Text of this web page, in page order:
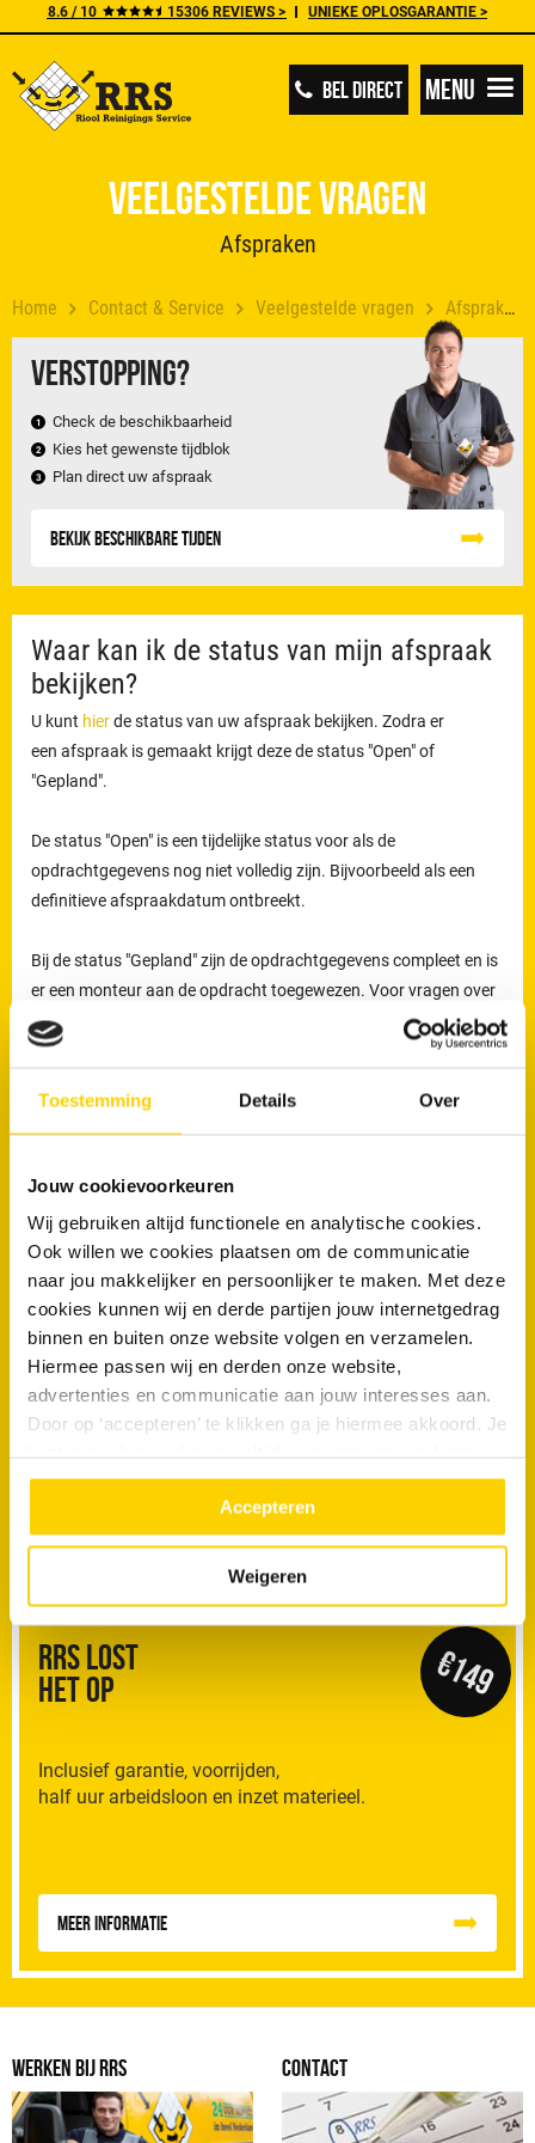
Toestemming Details Over
Jouw cookievoorkeuren
Wij gebruiken altijd functionele en analytische cookies.
Ook willen we cookies plaatsen om de communicatie
naar jou makkelijker en persoonlijker te maken. Met deze
cookies kunnen wij en derde partijen jouw internetgedrag
binnen en buiten onze website volgen en verzamelen.
Hiermee passen wij en derden onze website,
advertenties en communicatie aan jouw interesses aan.
Door op ‘accepteren’ te klikken ga je hiermee akkoord. Je
meer over in onsprivacy beleid.
Accepteren
Weigeren
8.6 / 10 15306 REVIEWS > UNIEKE OPLOSGARANTIE >
BEL DIRECT Menu
Home Contact & Service Veelgestelde vragen Afspraken
Verstopping?
Check de beschikbaarheid
Kies het gewenste tijdblok
Plan direct uw afspraak
Bekijk beschikbare tijden
Veelgestelde vragen
Afspraken
Waar kan ik de status van mijn afspraak
bekijken?
U kunt hierde status van uw afspraak bekijken. Zodra er
een afspraak is gemaakt krijgt deze de status "Open" of
"Gepland".
De status "Open" is een tijdelijke status voor als de
opdrachtgegevens nog niet volledig zijn. Bijvoorbeeld als een
definitieve afspraakdatum ontbreekt.
Bij de status "Gepland" zijn de opdrachtgegevens compleet en is
er een monteur aan de opdracht toegewezen. Voor vragen over
de status van uw opdracht kunt u contact opnemen via:088 -
030 13 13
Contact
Plan een afspraak online
088 - 030 13 13
Vragen of suggesties
RRS Lost
het op
Inclusief garantie, voorrijden,
half uur arbeidsloon en inzet materieel.
€149
Meer informatie
WERKEN BIJ RRS CONTACT